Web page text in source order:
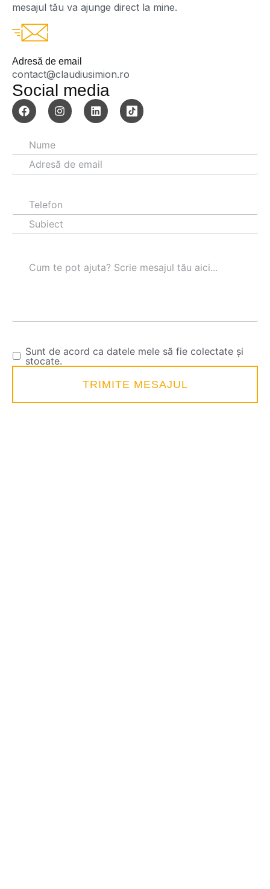
mesajul tău va ajunge direct la mine.
Adresă de email
contact@claudiusimion.ro
Social media
Sunt de acord ca datele mele să fie colectate și
stocate.